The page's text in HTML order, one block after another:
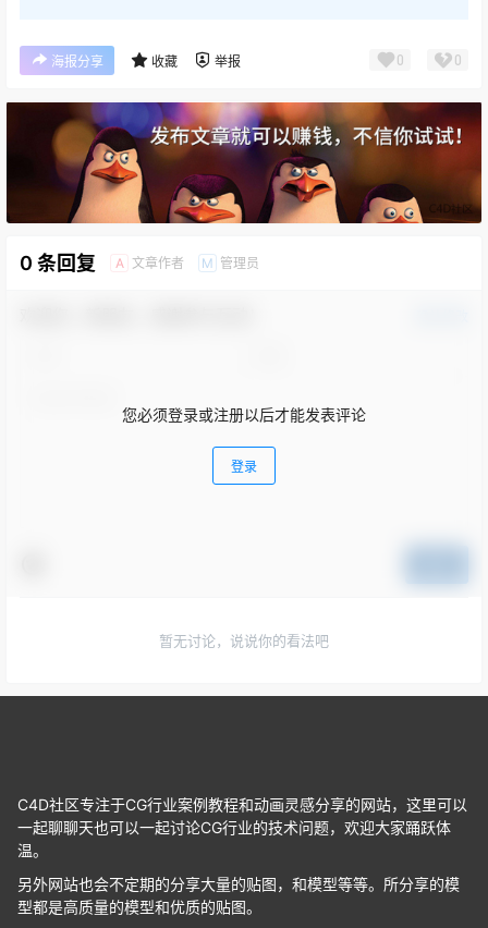
海报分享 收藏 举报 0 0
0 条回复 A 文章作者 M 管理员
您必须登录或注册以后才能发表评论
登录
暂无讨论，说说你的看法吧
C4D社区专注于CG行业案例教程和动画灵感分享的网站，这里可以
一起聊聊天也可以一起讨论CG行业的技术问题，欢迎大家踊跃体
温。
另外网站也会不定期的分享大量的贴图，和模型等等。所分享的模
型都是高质量的模型和优质的贴图。